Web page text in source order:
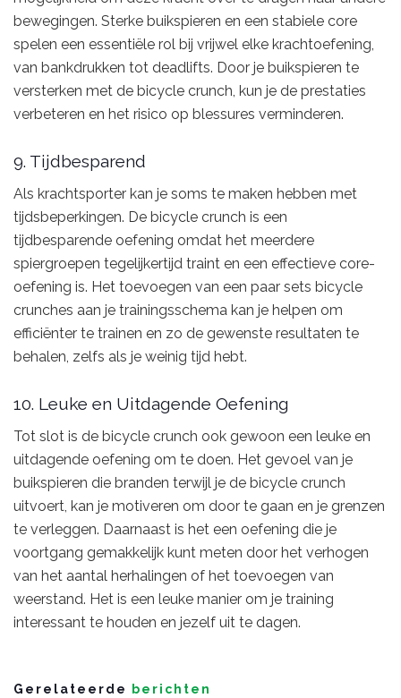
bewegingen. Sterke buikspieren en een stabiele core
spelen een essentiële rol bij vrijwel elke krachtoefening,
van bankdrukken tot deadlifts. Door je buikspieren te
versterken met de bicycle crunch, kun je de prestaties
verbeteren en het risico op blessures verminderen.
9. Tijdbesparend
Als krachtsporter kan je soms te maken hebben met
tijdsbeperkingen. De bicycle crunch is een
tijdbesparende oefening omdat het meerdere
spiergroepen tegelijkertijd traint en een effectieve core-
oefening is. Het toevoegen van een paar sets bicycle
crunches aan je trainingsschema kan je helpen om
efficiënter te trainen en zo de gewenste resultaten te
behalen, zelfs als je weinig tijd hebt.
10. Leuke en Uitdagende Oefening
Tot slot is de bicycle crunch ook gewoon een leuke en
uitdagende oefening om te doen. Het gevoel van je
buikspieren die branden terwijl je de bicycle crunch
uitvoert, kan je motiveren om door te gaan en je grenzen
te verleggen. Daarnaast is het een oefening die je
voortgang gemakkelijk kunt meten door het verhogen
van het aantal herhalingen of het toevoegen van
weerstand. Het is een leuke manier om je training
interessant te houden en jezelf uit te dagen.
Gerelateerde berichten